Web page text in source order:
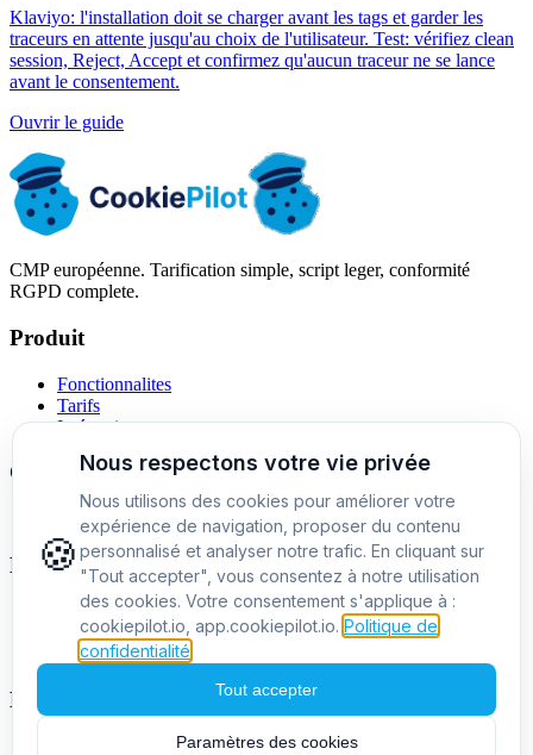
Klaviyo: l'installation doit se charger avant les tags et garder les
traceurs en attente jusqu'au choix de l'utilisateur. Test: vérifiez clean
session, Reject, Accept et confirmez qu'aucun traceur ne se lance
avant le consentement.
Ouvrir le guide
CMP européenne. Tarification simple, script leger, conformité
RGPD complete.
Produit
Fonctionnalites
Tarifs
Intégrations
Comparatifs
Alternative a Cookiebot
Entreprise
A propos
Contact
Blog
Mentions legales
Politique de confidentialite